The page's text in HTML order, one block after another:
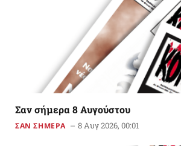
Σαν σήμερα 8 Αυγούστου
ΣΑΝ ΣΗΜΕΡΑ 8 Αυγ 2026, 00:01